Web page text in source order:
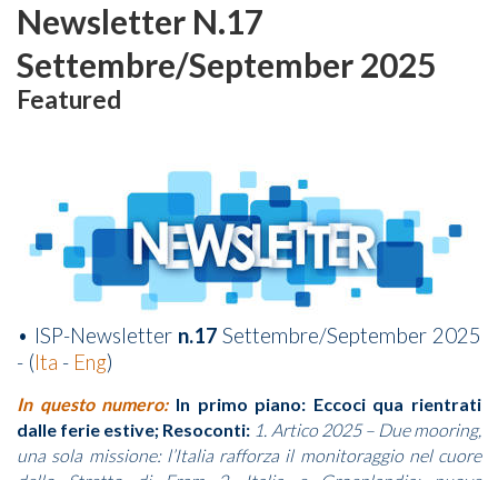
Newsletter N.17
Settembre/September 2025
Featured
• ISP-Newsletter n.17 Settembre/September 2025
- (Ita - Eng)
In questo numero: In primo piano: Eccoci qua rientrati
dalle ferie estive; Resoconti: 1. Artico 2025 – Due mooring,
una sola missione: l’Italia rafforza il monitoraggio nel cuore